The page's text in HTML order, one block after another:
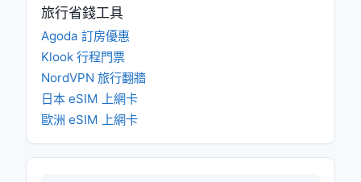
旅行省錢工具
Agoda 訂房優惠
Klook 行程門票
NordVPN 旅行翻牆
日本 eSIM 上網卡
歐洲 eSIM 上網卡